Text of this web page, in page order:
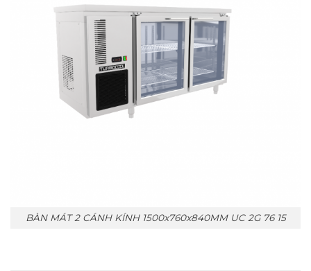
BÀN MÁT 2 CÁNH KÍNH 1500x760x840MM UC 2G 76 15